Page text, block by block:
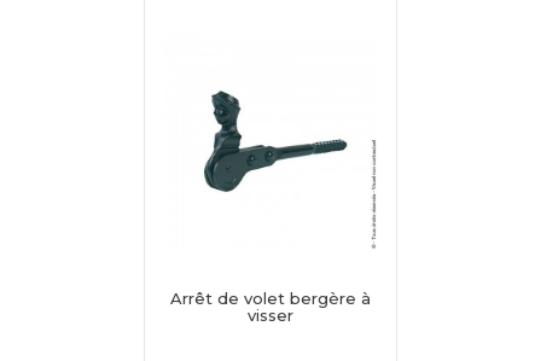
Arrêt de volet bergère à
visser